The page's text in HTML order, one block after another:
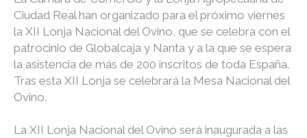
Ciudad Real han organizado para el próximo viernes
la XII Lonja Nacional del Ovino, que se celebra con el
patrocinio de Globalcaja y Nanta y a la que se espera
la asistencia de más de 200 inscritos de toda España.
Tras esta XII Lonja se celebrará la Mesa Nacional del
Ovino.
La XII Lonja Nacional del Ovino será inaugurada a las